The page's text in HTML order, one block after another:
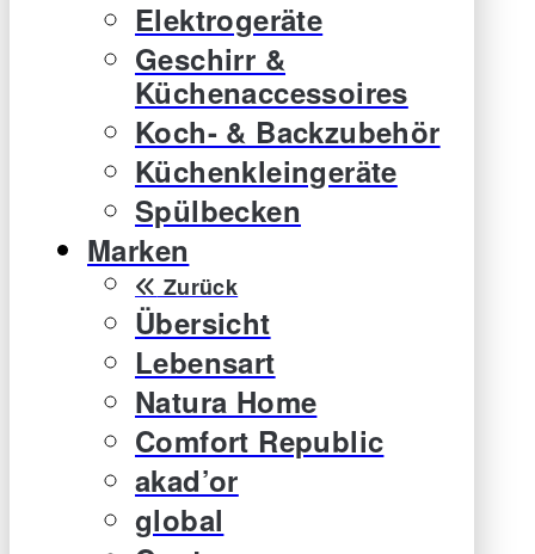
Elektrogeräte
Geschirr &
Küchenaccessoires
Koch- & Backzubehör
Küchenkleingeräte
Spülbecken
Marken
Zurück
Übersicht
Lebensart
Natura Home
Comfort Republic
akad’or
global